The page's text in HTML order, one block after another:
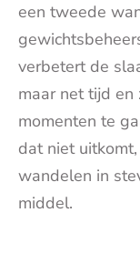
een tweede
verbetert de
maar net tijd en
momenten te
dat niet
wandelen in
middel.